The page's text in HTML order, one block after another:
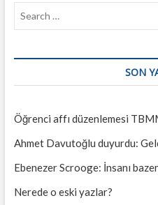
SON
Öğrenci affı düzenlemesi
Ahmet Davutoğlu duyurdu:
Ebenezer Scrooge: İnsanı
Nerede o eski yazlar?